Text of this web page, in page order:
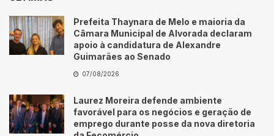
Prefeita Thaynara de Melo e maioria da
Câmara Municipal de Alvorada declaram
apoio à candidatura de Alexandre
Guimarães ao Senado
07/08/2026
Laurez Moreira defende ambiente
favorável para os negócios e geração de
emprego durante posse da nova diretoria